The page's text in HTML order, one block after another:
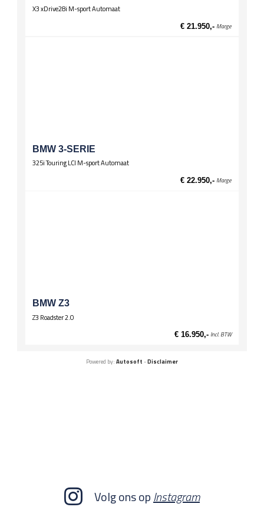
X3 xDrive28i M-sport Automaat
€ 21.950,- Marge
BMW 3-SERIE
325i Touring LCI M-sport Automaat
€ 22.950,- Marge
BMW Z3
Z3 Roadster 2.0
€ 16.950,- Incl. BTW
Powered by: Autosoft -Disclaimer
Volg ons opInstagram